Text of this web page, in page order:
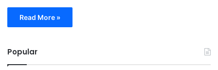
Read More »
Popular